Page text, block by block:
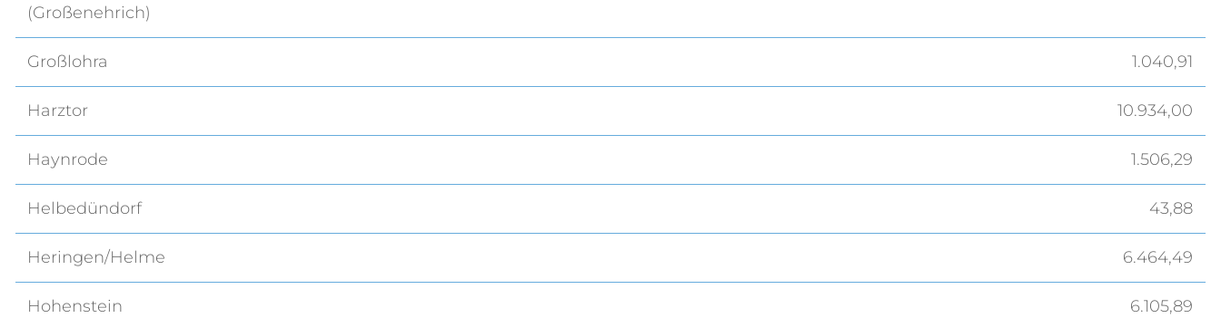
(Großenehrich)
Großlohra 1.040,91
Harztor 10.934,00
Haynrode 1.506,29
Helbedündorf 43,88
Heringen/Helme 6.464,49
Hohenstein 6.105,89